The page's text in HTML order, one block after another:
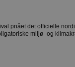
pnået det officielle
miljø- og